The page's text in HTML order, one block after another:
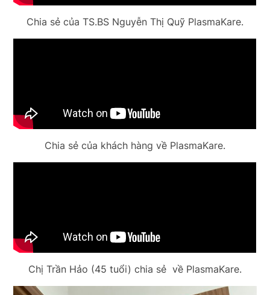
Chia sẻ của TS.BS Nguyễn Thị Quỹ PlasmaKare.
Chia sẻ của khách hàng về PlasmaKare.
Chị Trần Hảo (45 tuổi) chia sẻ về PlasmaKare.